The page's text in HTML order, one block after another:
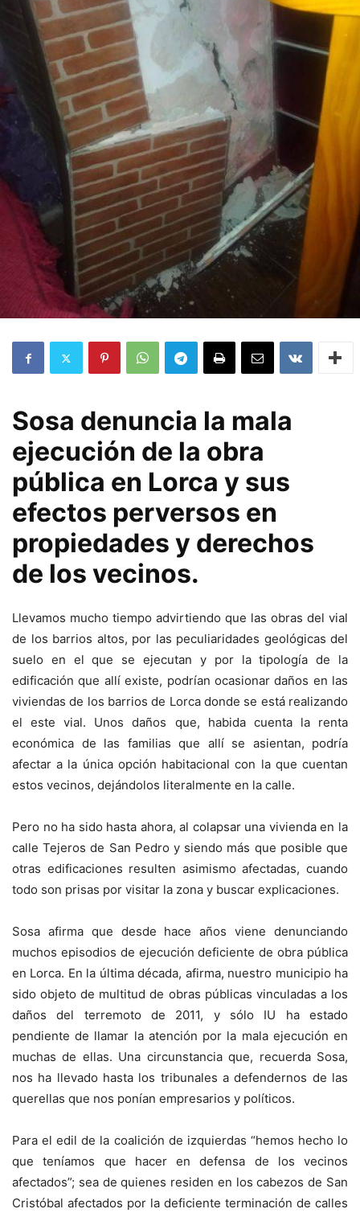
Sosa denuncia la mala
ejecución de la obra
pública en Lorca y sus
efectos perversos en
propiedades y derechos
de los vecinos.
Llevamos mucho tiempo advirtiendo que las obras del vial
de los barrios altos, por las peculiaridades geológicas del
suelo en el que se ejecutan y por la tipología de la
edificación que allí existe, podrían ocasionar daños en las
viviendas de los barrios de Lorca donde se está realizando
el este vial. Unos daños que, habida cuenta la renta
económica de las familias que allí se asientan, podría
afectar a la única opción habitacional con la que cuentan
estos vecinos, dejándolos literalmente en la calle.
Pero no ha sido hasta ahora, al colapsar una vivienda en la
calle Tejeros de San Pedro y siendo más que posible que
otras edificaciones resulten asimismo afectadas, cuando
todo son prisas por visitar la zona y buscar explicaciones.
Sosa afirma que desde hace años viene denunciando
muchos episodios de ejecución deficiente de obra pública
en Lorca. En la última década, afirma, nuestro municipio ha
sido objeto de multitud de obras públicas vinculadas a los
daños del terremoto de 2011, y sólo IU ha estado
pendiente de llamar la atención por la mala ejecución en
muchas de ellas. Una circunstancia que, recuerda Sosa,
nos ha llevado hasta los tribunales a defendernos de las
querellas que nos ponían empresarios y políticos.
Para el edil de la coalición de izquierdas “hemos hecho lo
que teníamos que hacer en defensa de los vecinos
afectados”; sea de quienes residen en los cabezos de San
Cristóbal afectados por la deficiente terminación de calles